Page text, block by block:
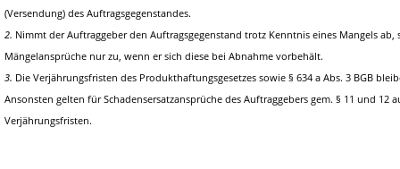
(Versendung) des Auftragsgegenstandes.
2. Nimmt der Auftraggeber den Auftragsgegenstand trotz Kenntnis eines Mangels ab,
Mängelansprüche nur zu, wenn er sich diese bei Abnahme vorbehält.
3. Die Verjährungsfristen des Produkthaftungsgesetzes sowie § 634 a Abs. 3 BGB
Ansonsten gelten für Schadensersatzansprüche des Auftraggebers gem. § 11 und 12
Verjährungsfristen.